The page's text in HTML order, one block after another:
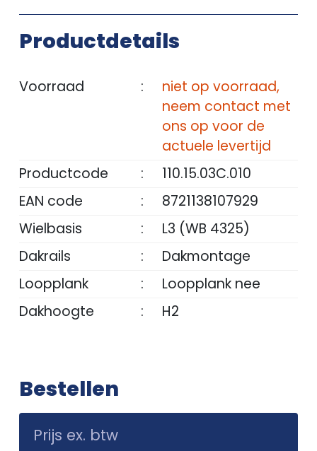
Productdetails
Voorraad :
niet op voorraad,
neem contact met
ons op voor de
actuele levertijd
Productcode
:
110.15.03C.010
EAN code
:
8721138107929
Wielbasis
:
L3 (WB 4325)
Dakrails
:
Dakmontage
Loopplank
:
Loopplank nee
Dakhoogte
: H2
Bestellen
Prijs ex. btw